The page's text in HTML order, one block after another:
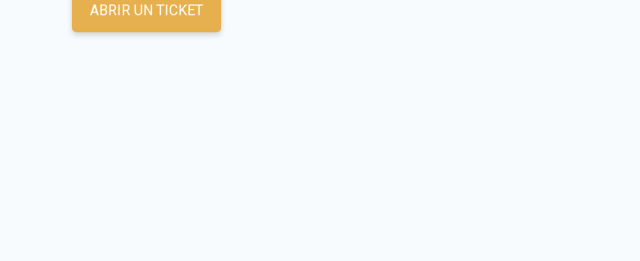
ABRIR UN TICKET